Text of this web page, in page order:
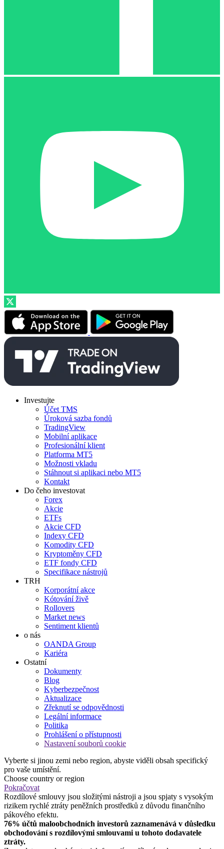
Investujte
Účet TMS
Úroková sazba fondů
TradingView
Mobilní aplikace
Profesionální klient
Platforma MT5
Možnosti vkladu
Stáhnout si aplikaci nebo MT5
Kontakt
Do čeho investovat
Forex
Akcie
ETFs
Akcie CFD
Indexy CFD
Komodity CFD
Kryptoměny CFD
ETF fondy CFD
Specifikace nástrojů
TRH
Korporátní akce
Kótování živě
Rollovers
Market news
Sentiment klientů
o nás
OANDA Group
Kariéra
Ostatní
Dokumenty
Blog
Kyberbezpečnost
Aktualizace
Zřeknutí se odpovědnosti
Legální informace
Politika
Prohlášení o přístupnosti
Nastavení souborů cookie
Vyberte si jinou zemi nebo region, abyste viděli obsah specifický
pro vaše umístění.
Choose country or region
Pokračovat
Rozdílové smlouvy jsou složitými nástroji a jsou spjaty s vysokým
rizikem rychlé ztráty peněžních prostředků z důvodu finančního
pákového efektu.
76% účtů maloobchodních investorů zaznamenává v důsledku
obchodování s rozdílovými smlouvami u tohoto dodavatele
ztráty.